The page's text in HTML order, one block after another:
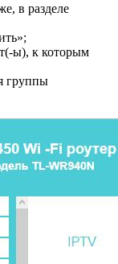
в разделе
ы), к которым
группы